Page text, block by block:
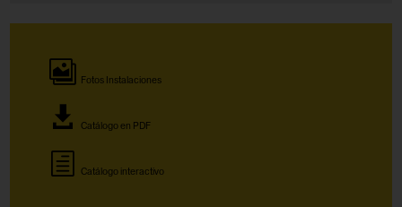
Fotos Instalaciones
Catálogo en PDF
Catálogo interactivo